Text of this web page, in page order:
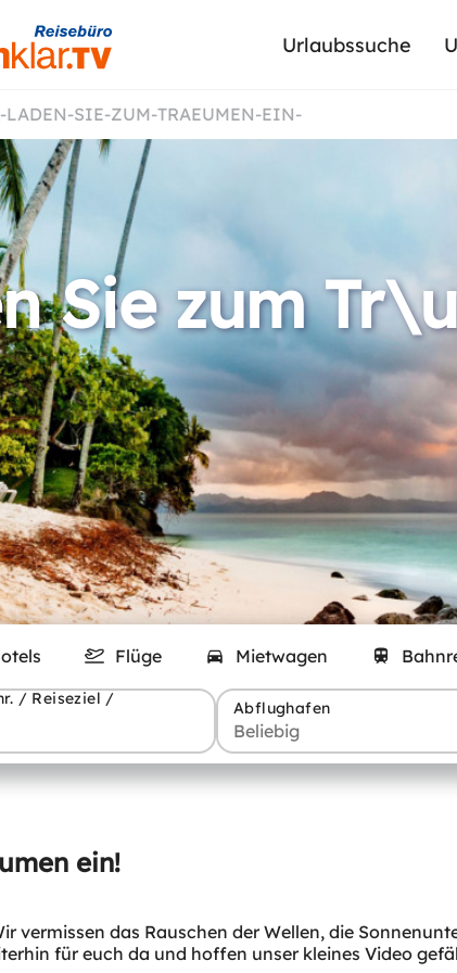
Urlaubssuche
LADEN-SIE-ZUM-TRAEUMEN-EIN-
Sie zum
Flüge Mietwagen
/ Reiseziel /
Abflughafen
ein!
vermissen das Rauschen der Wellen, die
für euch da und hoffen unser kleines Video